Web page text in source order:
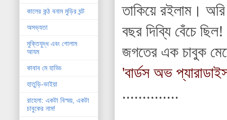
তাকিয়ে রইলাম।
বছর দিব্যি বেঁচে
জগতের এক চাবুক
'বার্ডস অভ
..............
কালের কন্ঠ বনাম মুড়ির ঘন্ট
অসভ্যতা
মুক্তিযুদ্ধ এবং গোলাম
আযম
কাবাব মে হাড্ডি
হাতুড়ি-ভাইয়া
রাহেলা: একটা বিস্ময়, একটা
চাবুকের নাম!